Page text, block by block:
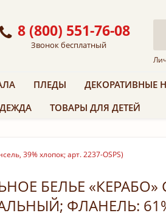
8 (800) 551-76-08
Звонок бесплатный
ПЛЕДЫ
ДЕКОРАТИВНЫЕ
ТОВАРЫ ДЛЯ ДЕТЕЙ
39% хлопок; арт. 2237-OSPS)
БЕЛЬЕ
ФЛАНЕЛЬ: